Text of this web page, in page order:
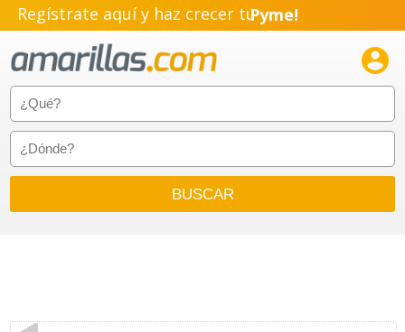
Regístrate aquí y haz crecer tuPyme!
Emprendimiento!
